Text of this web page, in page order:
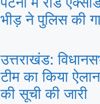
भीड़ ने पुलिस की
उत्तराखंड:
टीम का किया
की सूची की जारी